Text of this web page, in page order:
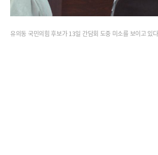
유의동 국민의힘 후보가 13일 간담회 도중 미소를 보이고 있